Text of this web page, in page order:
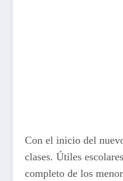
Con el inicio del
clases. Útiles
completo de los